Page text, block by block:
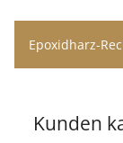
Epoxidharz-
Kunden